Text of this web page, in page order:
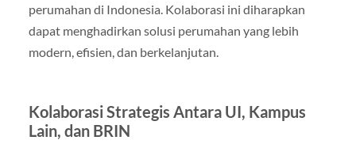
perumahan di Indonesia. Kolaborasi ini diharapkan
dapat menghadirkan solusi perumahan yang lebih
modern, efisien, dan berkelanjutan.
Kolaborasi Strategis Antara UI, Kampus
Lain, dan BRIN